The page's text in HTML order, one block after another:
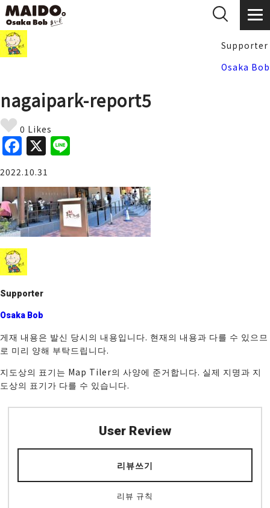
Supporter
Osaka Bob
nagaipark-report5
0 Likes
F
a
c
e
b
o
o
k
X
e
2022.10.31
Supporter
Osaka Bob
게재 내용은 발신 당시의 내용입니다. 현재의 내용과 다를 수 있으므
로 미리 양해 부탁드립니다.
지도상의 표기는 Map Tiler의 사양에 준거합니다. 실제 지명과 지
도상의 표기가 다를 수 있습니다.
User Review
리뷰쓰기
리뷰 규칙